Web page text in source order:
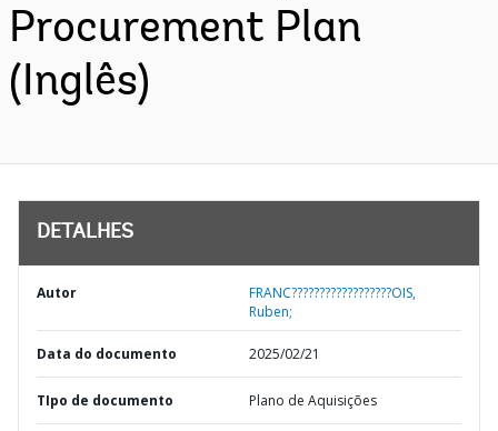
Procurement Plan
(Inglês)
DETALHES
Autor
FRANC??????????????????OIS,
Ruben;
Data do documento 2025/02/21
TIpo de documento Plano de Aquisições